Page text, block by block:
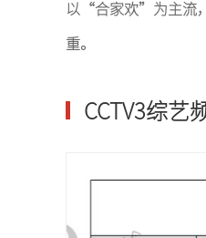
以“合家欢”为主流
重。
CCTV3综艺